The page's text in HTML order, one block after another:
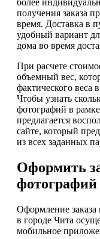
более
получения заказа
время. Доставка в
удобный вариант
дома во время
При расчете
объемный вес,
фактического веса
Чтобы узнать
фотографий в
предлагается
сайте, который
из всех заданных
Оформить
фотографий
Оформление заказа
в городе Чита
мобильное